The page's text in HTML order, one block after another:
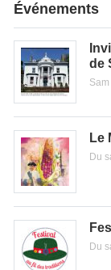
Événements
de
Le
Du
Du